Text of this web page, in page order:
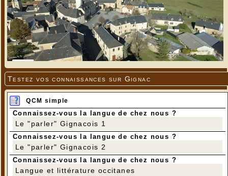
Testez vos connaissances sur Gignac
QCM simple
Connaissez-vous la langue de chez nous ?
Le "parler" Gignacois 1
Connaissez-vous la langue de chez nous ?
Le "parler" Gignacois 2
Connaissez-vous la langue de chez nous ?
Langue et littérature occitanes